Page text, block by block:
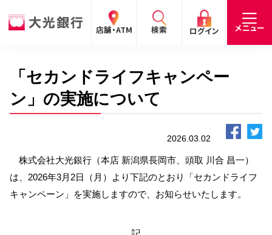
店舗・ATM 検索 ログイン メニュー
閉じる
手数料 預金金利 お問合わせ
お客さま
お客さま
企業・
IR情報
情報
閉じる
個人のお客さま
サービスのご案内 ログイン
デビット会員用 Web
（デビットカードをご利用のお客さま向け）
閉じる
「セカンドライフキャンペー
ン」の実施について
2026.03.02
株式会社大光銀行（本店 新潟県長岡市、頭取 川合 昌一）
は、2026年3月2日（月）より下記のとおり「セカンドライフ
キャンペーン」を実施しますので、お知らせいたします。